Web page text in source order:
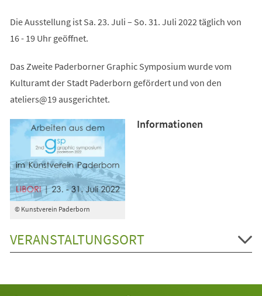
Die Ausstellung ist Sa. 23. Juli – So. 31. Juli 2022 täglich von
16 - 19 Uhr geöffnet.
Das Zweite Paderborner Graphic Symposium wurde vom
Kulturamt der Stadt Paderborn gefördert und von den
ateliers@19 ausgerichtet.
© Kunstverein Paderborn
Informationen
VERANSTALTUNGSORT